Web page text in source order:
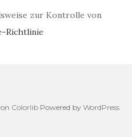
zur Kontrolle von
Richtlinie
ColorlibPowered by WordPress